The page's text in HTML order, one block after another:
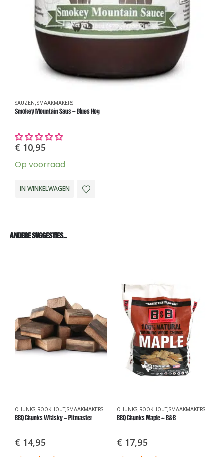
SAUZEN SMAAKMAKERS
Smokey Mountain Saus – Blues Hog
€ 10,95
Op voorraad
IN WINKELWAGEN
ANDERE SUGGESTIES…
CHUNKS, ROOKHOUT,SMAAKMAKERS
BBQ Chunks Whisky – Pitmaster
€ 14,95
CHUNKS, ROOKHOUT,SMAAKMAKERS
BBQ Chunks Maple – B&B
€ 17,95